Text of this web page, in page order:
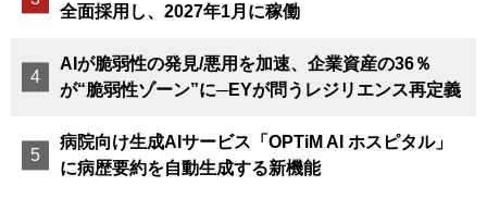
全面採用し、2027年1月に稼働
AIが脆弱性の発見/悪用を加速、企業資産の36％
が“脆弱性ゾーン”に─EYが問うレジリエンス再定義
病院向け生成AIサービス「OPTiM AI ホスピタル」
に病歴要約を自動生成する新機能